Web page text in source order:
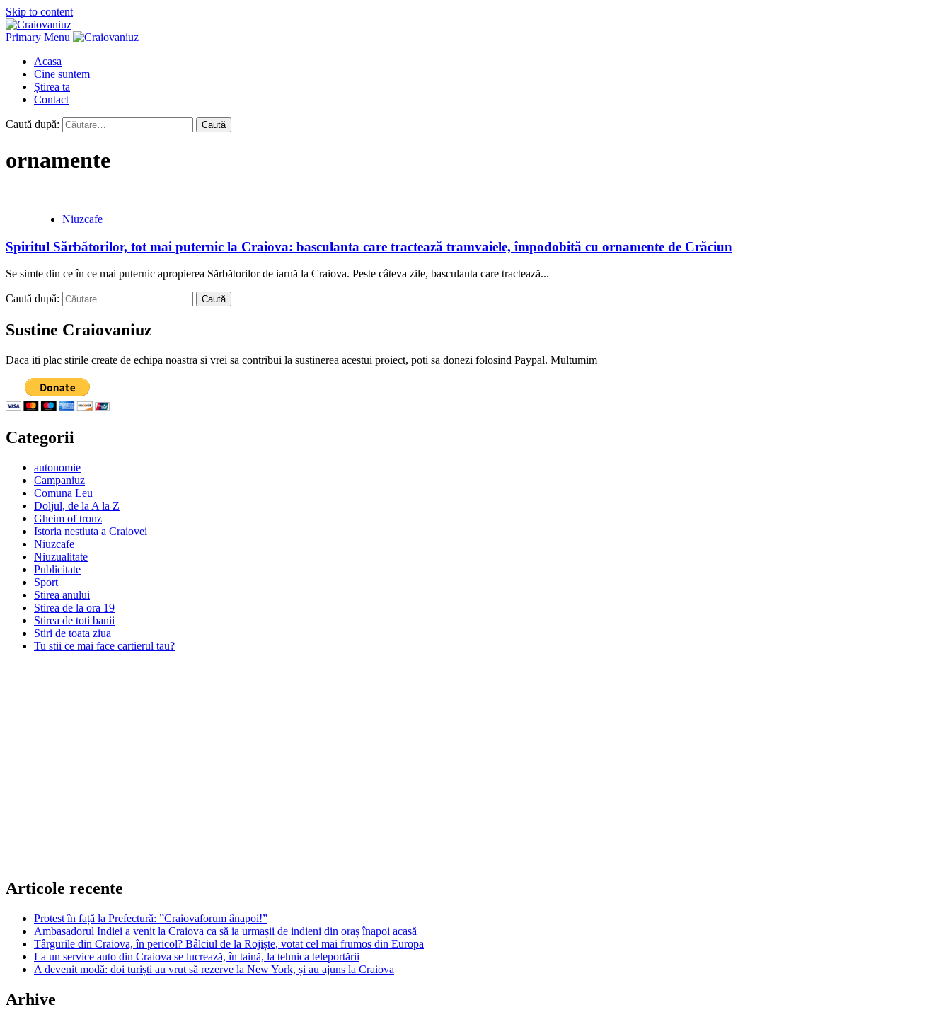
Skip to content
Primary Menu
Acasa
Cine suntem
Știrea ta
Contact
Caută după:
ornamente
Niuzcafe
Spiritul Sărbătorilor, tot mai puternic la Craiova: basculanta care tractează tramvaiele, împodobită cu ornamente de Crăciun
Se simte din ce în ce mai puternic apropierea Sărbătorilor de iarnă la Craiova. Peste câteva zile, basculanta care tractează...
Caută după:
Sustine Craiovaniuz
Daca iti plac stirile create de echipa noastra si vrei sa contribui la sustinerea acestui proiect, poti sa donezi folosind Paypal. Multumim
Categorii
autonomie
Campaniuz
Comuna Leu
Doljul, de la A la Z
Gheim of tronz
Istoria nestiuta a Craiovei
Niuzcafe
Niuzualitate
Publicitate
Sport
Stirea anului
Stirea de la ora 19
Stirea de toti banii
Stiri de toata ziua
Tu stii ce mai face cartierul tau?
Articole recente
Protest în față la Prefectură: ”Craiovaforum ânapoi!”
Ambasadorul Indiei a venit la Craiova ca să ia urmașii de indieni din oraș înapoi acasă
Târgurile din Craiova, în pericol? Bâlciul de la Rojiște, votat cel mai frumos din Europa
La un service auto din Craiova se lucrează, în taină, la tehnica teleportării
A devenit modă: doi turiști au vrut să rezerve la New York, și au ajuns la Craiova
Arhive